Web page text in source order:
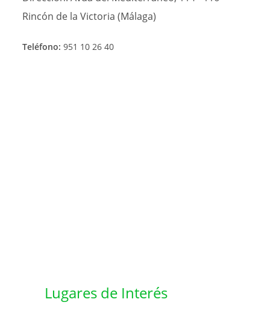
Rincón de la Victoria (Málaga)
Teléfono: 951 10 26 40
Lugares de Interés